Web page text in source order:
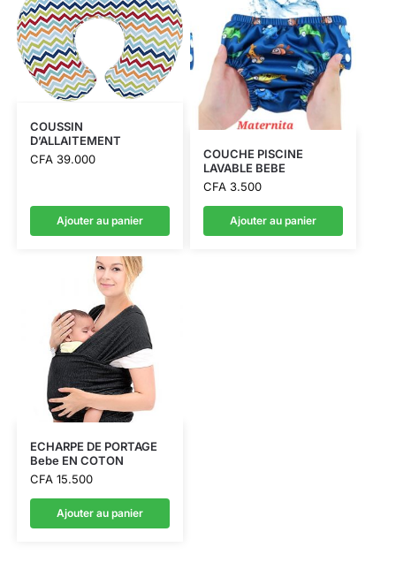
COUSSIN
D’ALLAITEMENT
CFA39.000
Ajouter au panier
COUCHE PISCINE
LAVABLE BEBE
CFA3.500
Ajouter au panier
ECHARPE DE PORTAGE
Bebe EN COTON
CFA15.500
Ajouter au panier